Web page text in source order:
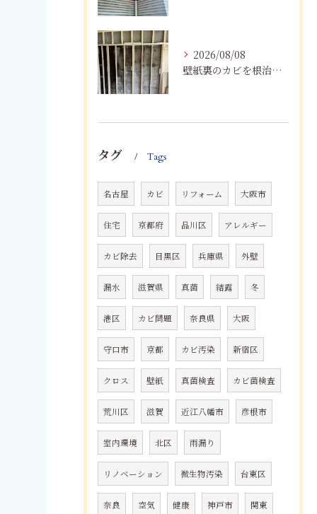
2026/08/08
壁紙裏のカビを根治！下地交換と防カビリフォームの重要性
タグ Tags
名古屋 カビ リフォーム 大阪市
住宅 京都府 品川区 アレルギー
カビ除去 目黒区 兵庫県 外壁
漏水 滋賀県 真菌 結露 冬
港区 カビ問題 奈良県 大阪
守口市 京都 カビ汚染 新宿区
クロス 壁紙 真菌検査 カビ菌検査
荒川区 滋賀 近江八幡市 彦根市
室内環境 北区 雨漏り
リノベーション 微生物汚染 台東区
奈良 空気 健康 神戸市 関東